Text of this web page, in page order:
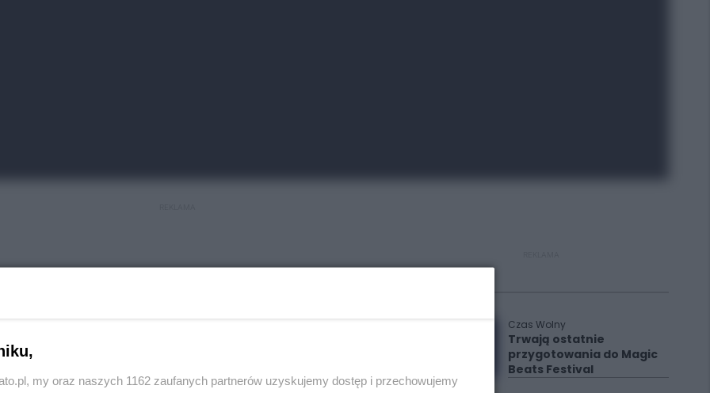
dworcu PKP w
10 sierpnia po południu, o godz. 15.45, doszło do
Czas Wolny
Trwają ostatnie
przygotowania do Magic
Beats Festival
my oraz naszych 1162 zaufanych partnerów uzyskujemy dostęp i przechowujemy